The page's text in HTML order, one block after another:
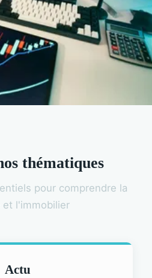
thématiques
pour comprendre la
et l'immobilier
Actu